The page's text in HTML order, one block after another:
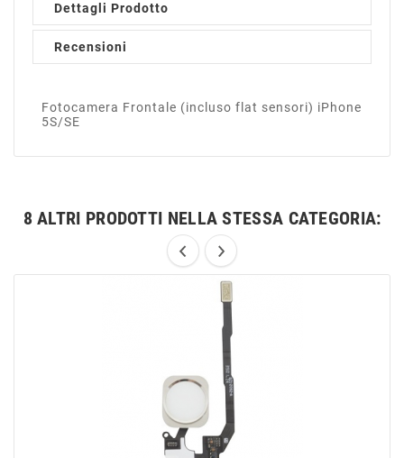
Dettagli Prodotto
Recensioni
Fotocamera Frontale (incluso flat sensori) iPhone
5S/SE
8 ALTRI PRODOTTI NELLA STESSA CATEGORIA: